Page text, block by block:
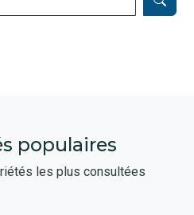
populaires
les plus consultées